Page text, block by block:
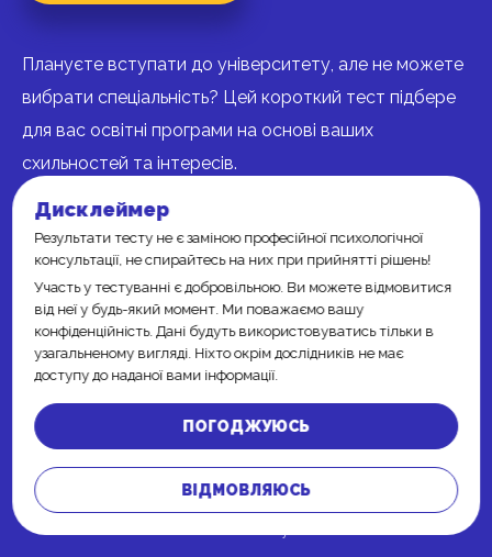
Плануєте вступати до університету, але не можете
вибрати спеціальність? Цей короткий тест підбере
для вас освітні програми на основі ваших
схильностей та інтересів.
Оцініть своє ставлення до кожної активності за
п’ятибальною шкалою, де 1 — точно «ні», 3 — і те, і те
можливо, залежно від обставин та настрою, а 5 —
упевнене «так».
Дисклеймер
Результати тесту не є заміною професійної психологічної
консультації, не спирайтесь на них при прийнятті рішень!
Участь у тестуванні є добровільною. Ви можете відмовитися
від неї у будь-який момент. Ми поважаємо вашу
конфіденційність. Дані будуть використовуватись тільки в
узагальненому вигляді. Ніхто окрім дослідників не має
доступу до наданої вами інформації.
ПОГОДЖУЮСЬ
ВІДМОВЛЯЮСЬ